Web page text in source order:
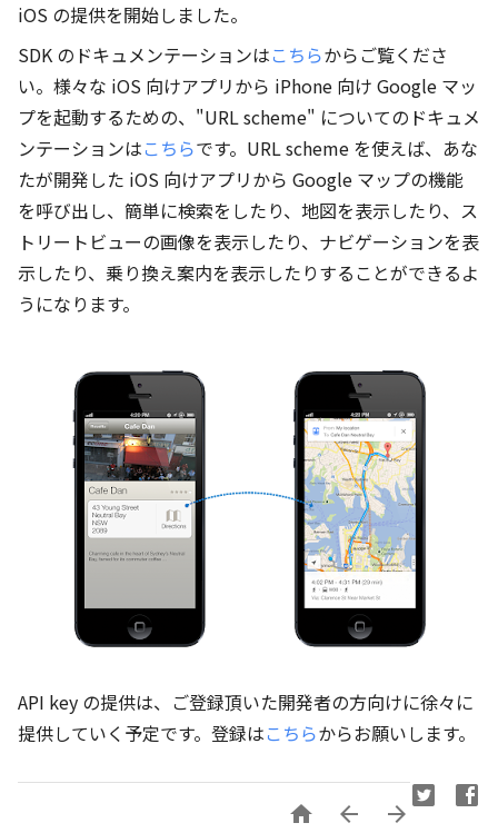
iOS の提供を開始しました。
SDK のドキュメンテーションはこちらからご覧くださ
い。様々な iOS 向けアプリから iPhone 向け Google マッ
プを起動するための、"URL scheme" についてのドキュメ
ンテーションはこちらです。URL scheme を使えば、あな
たが開発した iOS 向けアプリから Google マップの機能
を呼び出し、簡単に検索をしたり、地図を表示したり、ス
トリートビューの画像を表示したり、ナビゲーションを表
示したり、乗り換え案内を表示したりすることができるよ
うになります。
API key の提供は、ご登録頂いた開発者の方向けに徐々に
提供していく予定です。登録はこちらからお願いします。
  